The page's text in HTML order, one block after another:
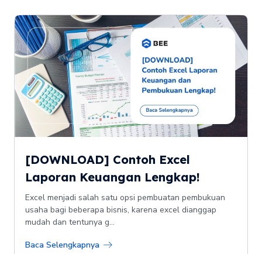
[DOWNLOAD] Contoh Excel
Laporan Keuangan Lengkap!
Excel menjadi salah satu opsi pembuatan pembukuan
usaha bagi beberapa bisnis, karena excel dianggap
mudah dan tentunya g...
Baca Selengkapnya